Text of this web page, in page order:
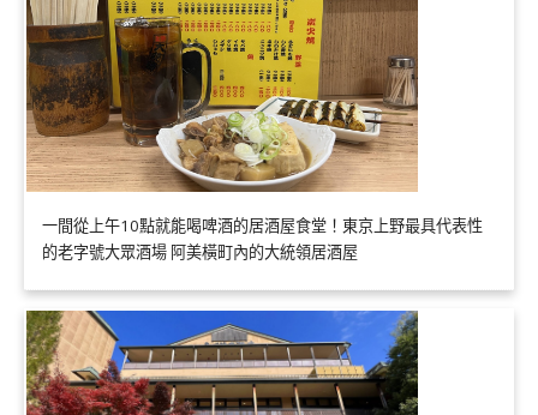
一間從上午10點就能喝啤酒的居酒屋食堂！東京上野最具代表性
的老字號大眾酒場 阿美橫町內的大統領居酒屋